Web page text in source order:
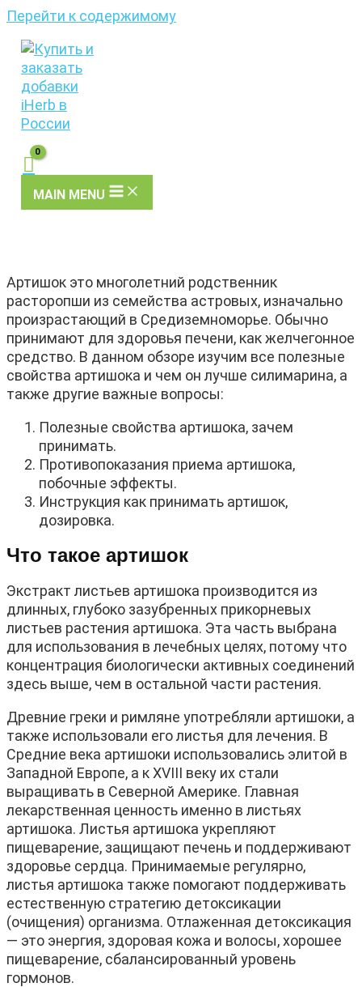
Перейти к содержимому
MAIN MENU
Артишок это многолетний родственник
расторопши из семейства астровых, изначально
произрастающий в Средиземноморье. Обычно
принимают для здоровья печени, как желчегонное
средство. В данном обзоре изучим все полезные
свойства артишока и чем он лучше силимарина, а
также другие важные вопросы:
Полезные свойства артишока, зачем
принимать.
Противопоказания приема артишока,
побочные эффекты.
Инструкция как принимать артишок,
дозировка.
Что такое артишок
Экстракт листьев артишока производится из
длинных, глубоко зазубренных прикорневых
листьев растения артишока. Эта часть выбрана
для использования в лечебных целях, потому что
концентрация биологически активных соединений
здесь выше, чем в остальной части растения.
Древние греки и римляне употребляли артишоки, а
также использовали его листья для лечения. В
Средние века артишоки использовались элитой в
Западной Европе, а к XVIII веку их стали
выращивать в Северной Америке. Главная
лекарственная ценность именно в листьях
артишока. Листья артишока укрепляют
пищеварение, защищают печень и поддерживают
здоровье сердца. Принимаемые регулярно,
листья артишока также помогают поддерживать
естественную стратегию детоксикации
(очищения) организма. Отлаженная детоксикация
— это энергия, здоровая кожа и волосы, хорошее
пищеварение, сбалансированный уровень
гормонов.